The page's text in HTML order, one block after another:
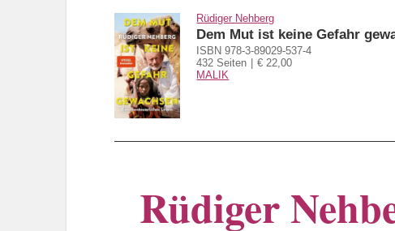
Rüdiger Nehberg
Dem Mut ist keine Gefahr
ISBN 978-3-89029-537-4
432 Seiten
€ 22,00
MALIK
Rüdiger